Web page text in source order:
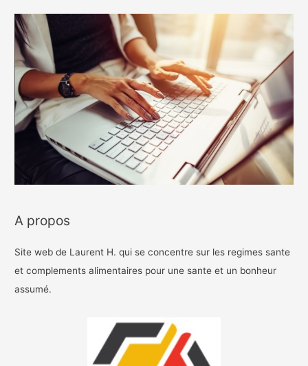
A propos
Site web de Laurent H. qui se concentre sur les regimes sante
et complements alimentaires pour une sante et un bonheur
assumé.